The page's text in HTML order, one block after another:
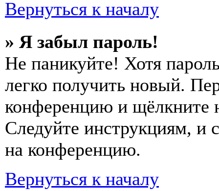
Вернуться к началу
» Я забыл пароль!
Не паникуйте! Хотя
легко получить новый.
конференцию и щёлкните
Следуйте инструкциям, и
на конференцию.
Вернуться к началу